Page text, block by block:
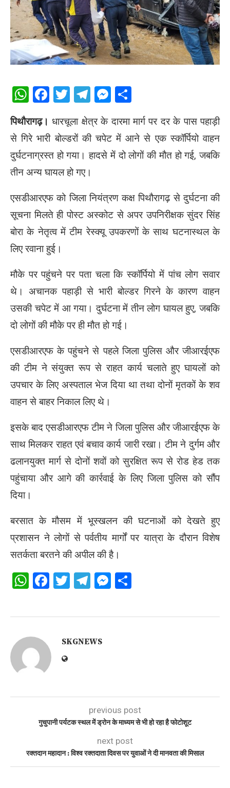
WhatsApp
Facebook
Twitter
Telegram
Messenger
पिथौरागढ़। धारचूला क्षेत्र के दारमा मार्ग पर दर के पास पहाड़ी
से गिरे भारी बोल्डरों की चपेट में आने से एक स्कॉर्पियो वाहन
दुर्घटनाग्रस्त हो गया। हादसे में दो लोगों की मौत हो गई, जबकि
तीन अन्य घायल हो गए।
एसडीआरएफ को जिला नियंत्रण कक्ष पिथौरागढ़ से दुर्घटना की
सूचना मिलते ही पोस्ट अस्कोट से अपर उपनिरीक्षक सुंदर सिंह
बोरा के नेतृत्व में टीम रेस्क्यू उपकरणों के साथ घटनास्थल के
लिए रवाना हुई।
मौके पर पहुंचने पर पता चला कि स्कॉर्पियो में पांच लोग सवार
थे। अचानक पहाड़ी से भारी बोल्डर गिरने के कारण वाहन
उसकी चपेट में आ गया। दुर्घटना में तीन लोग घायल हुए, जबकि
दो लोगों की मौके पर ही मौत हो गई।
एसडीआरएफ के पहुंचने से पहले जिला पुलिस और जीआरईएफ
की टीम ने संयुक्त रूप से राहत कार्य चलाते हुए घायलों को
उपचार के लिए अस्पताल भेज दिया था तथा दोनों मृतकों के शव
वाहन से बाहर निकाल लिए थे।
इसके बाद एसडीआरएफ टीम ने जिला पुलिस और जीआरईएफ के
साथ मिलकर राहत एवं बचाव कार्य जारी रखा। टीम ने दुर्गम और
ढलानयुक्त मार्ग से दोनों शवों को सुरक्षित रूप से रोड हेड तक
पहुंचाया और आगे की कार्रवाई के लिए जिला पुलिस को सौंप
दिया।
बरसात के मौसम में भूस्खलन की घटनाओं को देखते हुए
प्रशासन ने लोगों से पर्वतीय मार्गों पर यात्रा के दौरान विशेष
सतर्कता बरतने की अपील की है।
WhatsApp
Facebook
Twitter
Telegram
Messenger
SKGNEWS
previous post
गुचुपानी पर्यटक स्थल में ड्रोन के माध्यम से भी हो रहा है फोटोशूट
next post
रक्तदान महादान : विश्व रक्तदाता दिवस पर युवाओं ने दी मानवता की मिसाल